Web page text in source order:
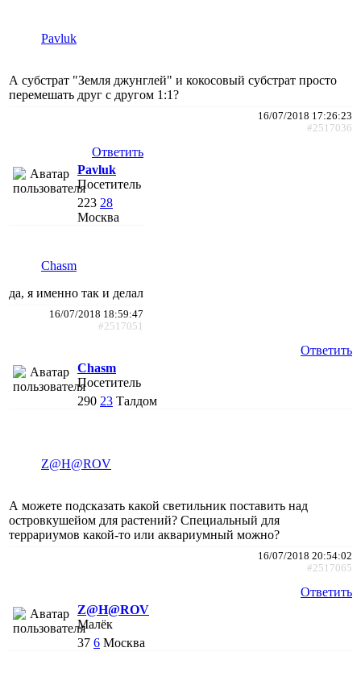
Pavluk
А субстрат "Земля джунглей" и кокосовый субстрат просто
перемешать друг с другом 1:1?
16/07/2018 17:26:23
#2517036
Ответить
Pavluk
Посетитель
223 28
Москва
Chasm
да, я именно так и делал
16/07/2018 18:59:47
#2517051
Ответить
Chasm
Посетитель
290 23 Талдом
Z@H@ROV
А можете подсказать какой светильник поставить над
островкушейом для растений? Специальный для
террариумов какой-то или аквариумный можно?
16/07/2018 20:54:02
#2517065
Ответить
Z@H@ROV
Малёк
37 6 Москва